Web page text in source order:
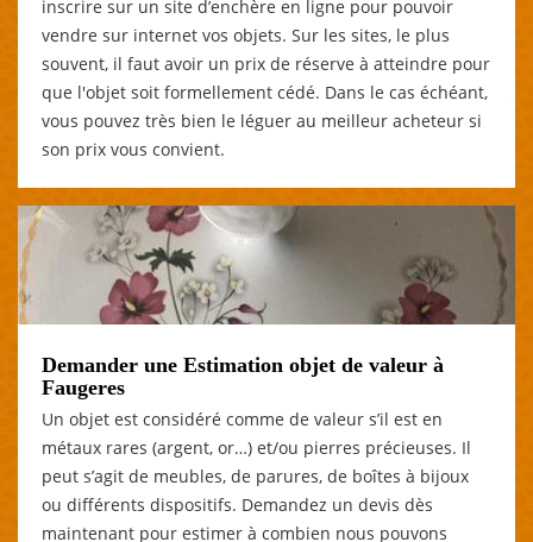
inscrire sur un site d’enchère en ligne pour pouvoir
vendre sur internet vos objets. Sur les sites, le plus
souvent, il faut avoir un prix de réserve à atteindre pour
que l'objet soit formellement cédé. Dans le cas échéant,
vous pouvez très bien le léguer au meilleur acheteur si
son prix vous convient.
Demander une Estimation objet de valeur à
Faugeres
Un objet est considéré comme de valeur s’il est en
métaux rares (argent, or…) et/ou pierres précieuses. Il
peut s’agit de meubles, de parures, de boîtes à bijoux
ou différents dispositifs. Demandez un devis dès
maintenant pour estimer à combien nous pouvons